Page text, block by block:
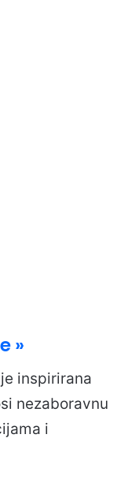
»
inspirirana
nezaboravnu
i